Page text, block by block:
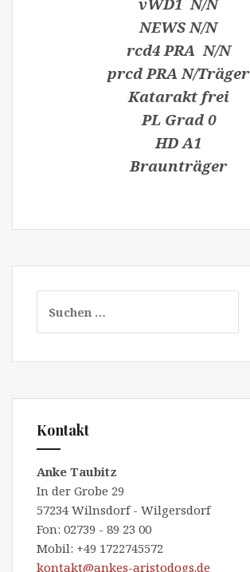
NEWS N/N
rcd4 PRA N/N
prcd PRA N/Träger
Katarakt frei
PL Grad 0
HD A1
Braunträger
nach:
Kontakt
Anke Taubitz
In der Grobe 29
57234 Wilnsdorf - Wilgersdorf
Fon: 02739 - 89 23 00
Mobil: +49 1722745572
kontakt@ankes-aristodogs.de